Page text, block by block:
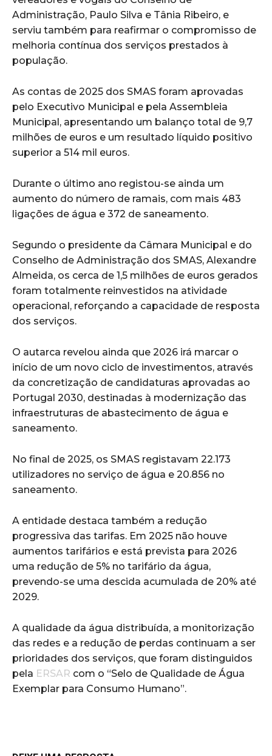
Administração, Paulo Silva e Tânia Ribeiro, e
serviu também para reafirmar o compromisso de
melhoria contínua dos serviços prestados à
população.
As contas de 2025 dos SMAS foram aprovadas
pelo Executivo Municipal e pela Assembleia
Municipal, apresentando um balanço total de 9,7
milhões de euros e um resultado líquido positivo
superior a 514 mil euros.
Durante o último ano registou-se ainda um
aumento do número de ramais, com mais 483
ligações de água e 372 de saneamento.
Segundo o presidente da Câmara Municipal e do
Conselho de Administração dos SMAS, Alexandre
Almeida, os cerca de 1,5 milhões de euros gerados
foram totalmente reinvestidos na atividade
operacional, reforçando a capacidade de resposta
dos serviços.
O autarca revelou ainda que 2026 irá marcar o
início de um novo ciclo de investimentos, através
da concretização de candidaturas aprovadas ao
Portugal 2030, destinadas à modernização das
infraestruturas de abastecimento de água e
saneamento.
No final de 2025, os SMAS registavam 22.173
utilizadores no serviço de água e 20.856 no
saneamento.
A entidade destaca também a redução
progressiva das tarifas. Em 2025 não houve
aumentos tarifários e está prevista para 2026
uma redução de 5% no tarifário da água,
prevendo-se uma descida acumulada de 20% até
2029.
A qualidade da água distribuída, a monitorização
das redes e a redução de perdas continuam a ser
prioridades dos serviços, que foram distinguidos
pela ERSAR com o “Selo de Qualidade de Água
Exemplar para Consumo Humano”.